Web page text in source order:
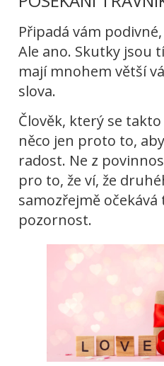
Připadá vám
Ale ano. Skutky jsou
mají mnohem větší
slova.
Člověk, který se
něco jen proto to,
radost. Ne z
pro to, že ví, že
samozřejmě očekává
pozornost.